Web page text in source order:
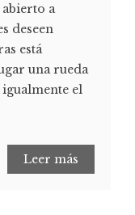
abierto a
deseen
está
una rueda
el
Leer más